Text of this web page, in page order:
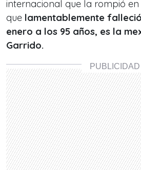
internacional que la rompió
que lamentablemente
enero a los 95 años, es la
Garrido.